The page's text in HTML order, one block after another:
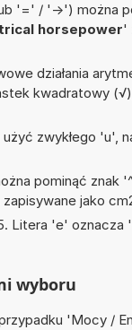
'=' / '->') można
horsepower'
działania
kwadratowy
zwykłego 'u',
pominąć znak
jako
Litera 'e' oznacza
wyboru
'Mocy /